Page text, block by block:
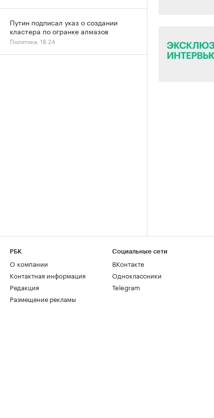
Путин подписал указ о создании
кластера по огранке алмазов
Политика, 18:24
РБК
О компании
Контактная информация
Редакция
Размещение рекламы
Социальные сети
ВКонтакте
Одноклассники
Telegram